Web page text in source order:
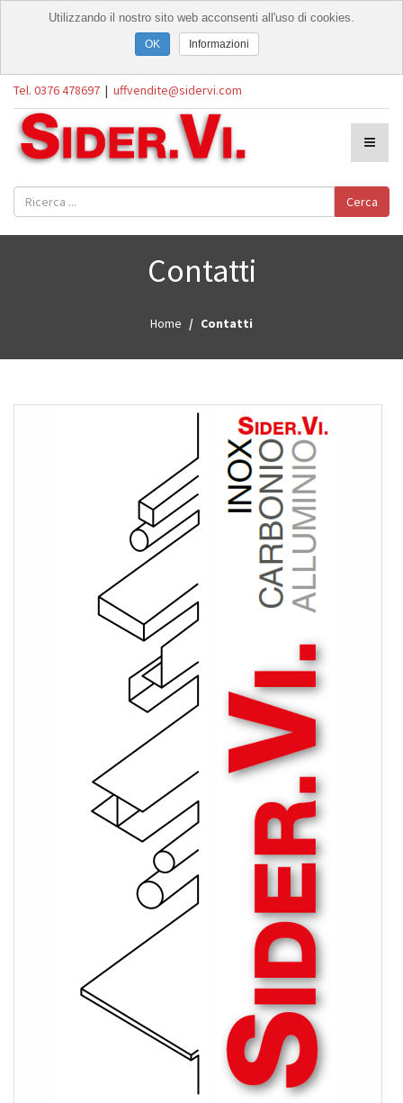
Tel. 0376 478697 | uffvendite@sidervi.com
Cerca
Contatti
Home Contatti
Utilizzando il nostro sito web acconsenti all'uso di cookies.
Informazioni